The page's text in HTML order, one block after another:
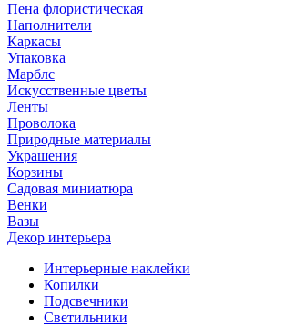
Пена флористическая
Наполнители
Каркасы
Упаковка
Марблс
Искусственные цветы
Ленты
Проволока
Природные материалы
Украшения
Корзины
Садовая миниатюра
Венки
Вазы
Декор интерьера
Интерьерные наклейки
Копилки
Подсвечники
Светильники